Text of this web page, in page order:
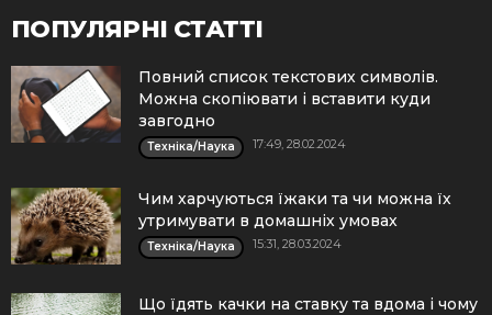
ПОПУЛЯРНІ СТАТТІ
Повний список текстових символів.
Можна скопіювати і вставити куди
завгодно
Техніка/Наука 17:49, 28.02.2024
Чим харчуються їжаки та чи можна їх
утримувати в домашніх умовах
Техніка/Наука 15:31, 28.03.2024
Що їдять качки на ставку та вдома і чому